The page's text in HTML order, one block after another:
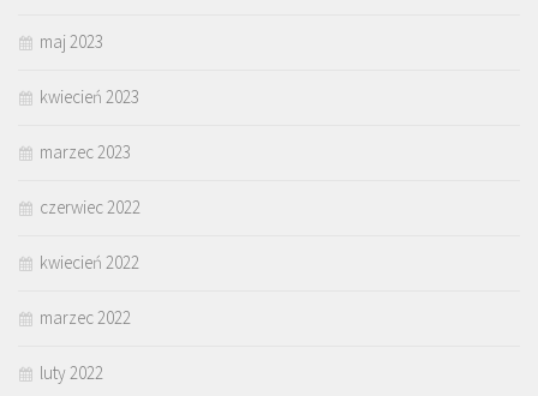
maj 2023
kwiecień 2023
marzec 2023
czerwiec 2022
kwiecień 2022
marzec 2022
luty 2022